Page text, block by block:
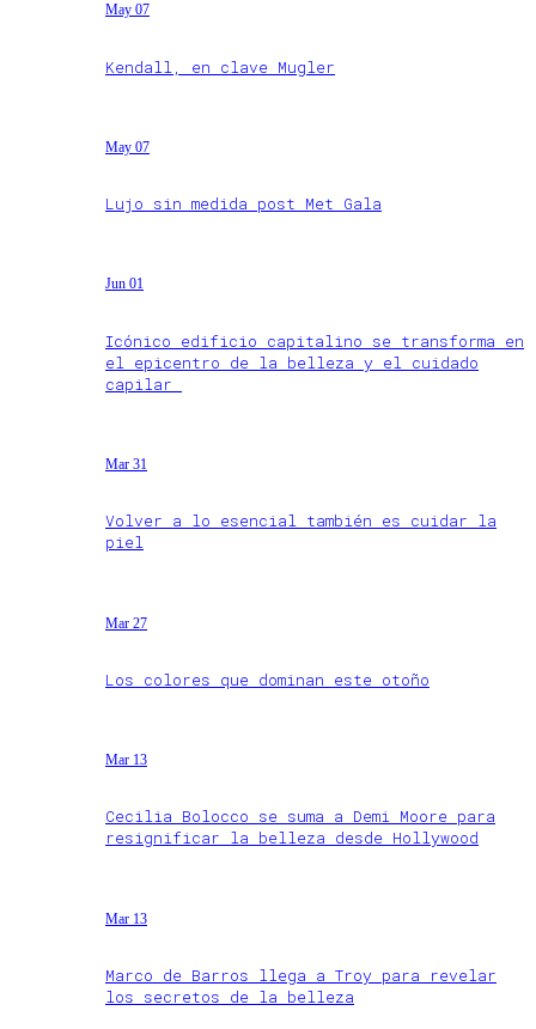
May 07
Kendall, en clave Mugler
May 07
Lujo sin medida post Met Gala
Jun 01
Icónico edificio capitalino se transforma en
el epicentro de la belleza y el cuidado
capilar
Mar 31
Volver a lo esencial también es cuidar la
piel
Mar 27
Los colores que dominan este otoño
Mar 13
Cecilia Bolocco se suma a Demi Moore para
resignificar la belleza desde Hollywood
Mar 13
Marco de Barros llega a Troy para revelar
los secretos de la belleza